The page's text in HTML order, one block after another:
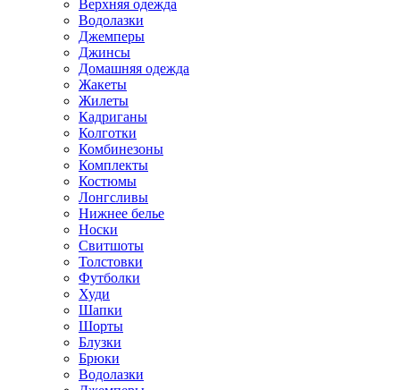
Верхняя одежда
Водолазки
Джемперы
Джинсы
Домашняя одежда
Жакеты
Жилеты
Кадриганы
Колготки
Комбинезоны
Комплекты
Костюмы
Лонгсливы
Нижнее белье
Носки
Свитшоты
Толстовки
Футболки
Худи
Шапки
Шорты
Блузки
Брюки
Водолазки